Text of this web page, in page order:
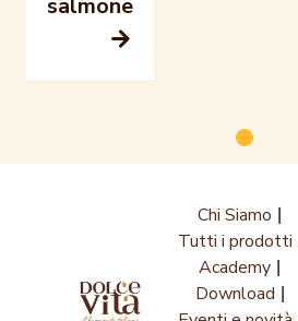
salmone
Chi Siamo
Tutti i prodotti
Academy
Download